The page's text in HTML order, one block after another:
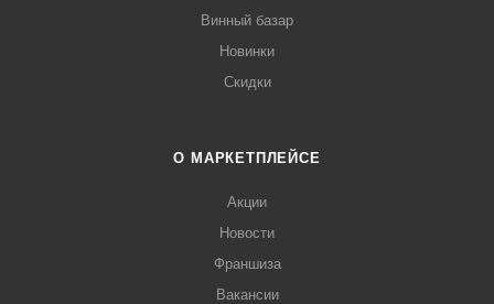
Винный базар
Новинки
Скидки
О МАРКЕТПЛЕЙСЕ
Акции
Новости
Франшиза
Вакансии